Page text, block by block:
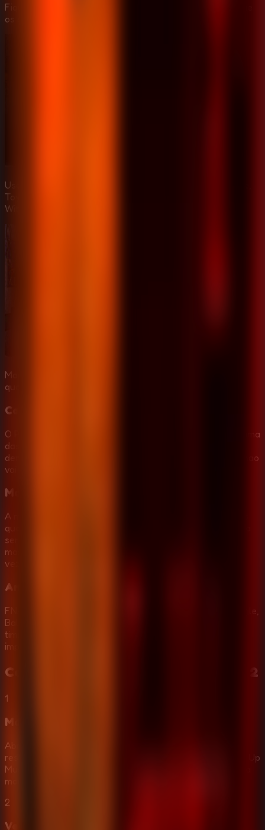
Fique na sala, observe dutos e corredor, e reaja antes que
os animatronicos cheguem ate voce.
Use as cameras para acompanhar Toy Freddy, Toy Bonnie,
Toy Chica, Mangle, Balloon Boy e os animatronicos
Withered.
Mantenha a caixa musical, coloque a mascara de Freddy
quando o perigo entrar e reserve a lanterna para Foxy.
Caixa musical na Cam 11
O Puppet depende da caixa musical, por isso a Cam 11 e uma
das telas mais importantes. Se a caixa parar por tempo
demais, o Puppet pode atacar rapidamente e a mascara nao
vai salvar voce.
Mascara de Freddy e lanterna
A mascara de Freddy pode enganar muitos animatronicos
quando eles entram pelos dutos ou pela sala, mas precisa
ser usada imediatamente. Withered Foxy e diferente: a
mascara nao funciona, entao ilumine o corredor algumas
vezes para afasta-lo.
Animatronicos Toy e Withered
FNAF 2 adiciona Toy Freddy, Toy Bonnie, Toy Chica, Mangle,
Balloon Boy e personagens Withered. Cada um tem rota,
timing e padrao de ameaca proprios, entao observar bem
importa mais a cada noite.
Como Jogar Five Nights at Freddy's 2
1
Monitore cameras e caixa musical
Abra as cameras para acompanhar o movimento pelo
restaurante. Confira a Cam 11 com frequencia e use Wind Up
Music Box antes que o circulo acabe, porque o Puppet fica
mortal quando ignorado.
2
Verifique dutos e corredor